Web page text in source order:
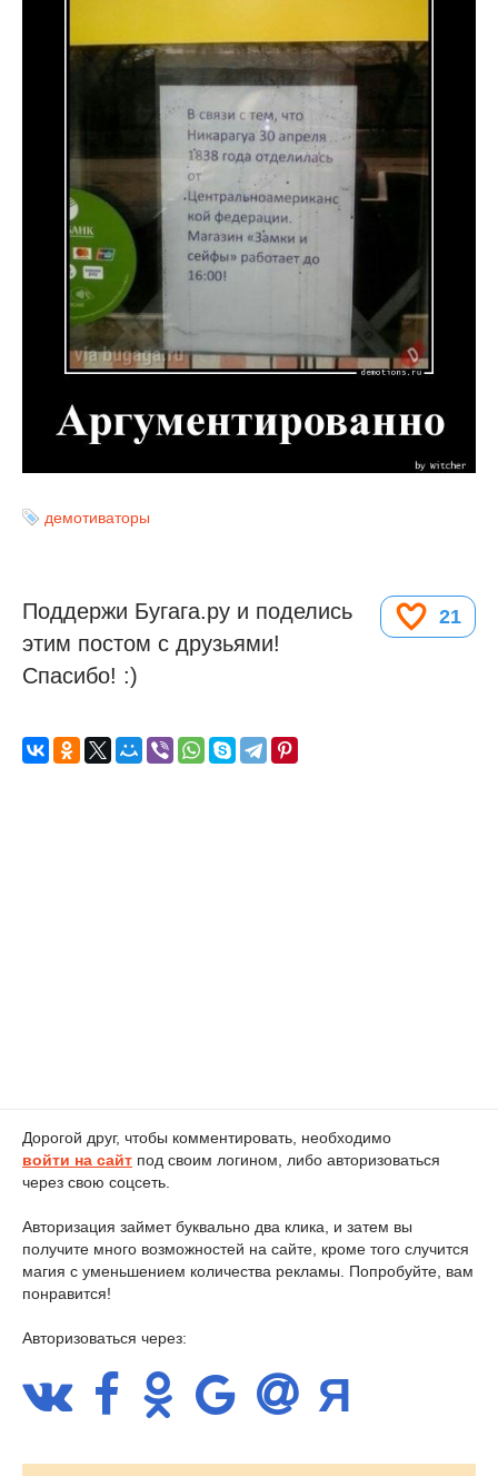
демотиваторы
21
Поддержи Бугага.ру и поделись
этим постом с друзьями!
Спасибо! :)
Дорогой друг, чтобы комментировать, необходимо
войти на сайт под своим логином, либо авторизоваться
через свою соцсеть.
Авторизация займет буквально два клика, и затем вы
получите много возможностей на сайте, кроме того случится
магия с уменьшением количества рекламы. Попробуйте, вам
понравится!
Авторизоваться через: